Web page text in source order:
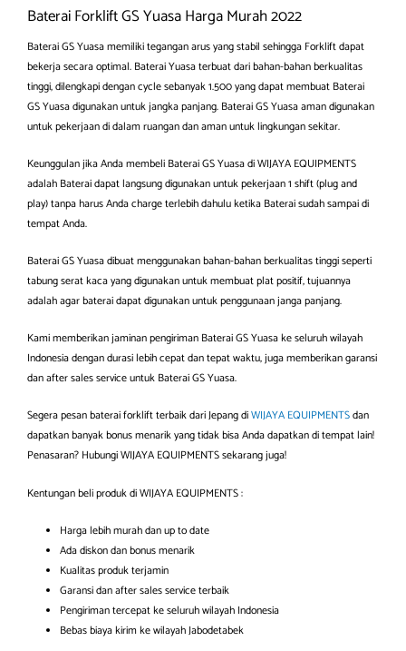
Baterai Forklift GS Yuasa Harga Murah 2022
Baterai GS Yuasa memiliki tegangan arus yang stabil sehingga Forklift dapat
bekerja secara optimal. Baterai Yuasa terbuat dari bahan-bahan berkualitas
tinggi, dilengkapi dengan cycle sebanyak 1.500 yang dapat membuat Baterai
GS Yuasa digunakan untuk jangka panjang. Baterai GS Yuasa aman digunakan
untuk pekerjaan di dalam ruangan dan aman untuk lingkungan sekitar.
Keunggulan jika Anda membeli Baterai GS Yuasa di WIJAYA EQUIPMENTS
adalah Baterai dapat langsung digunakan untuk pekerjaan 1 shift (plug and
play) tanpa harus Anda charge terlebih dahulu ketika Baterai sudah sampai di
tempat Anda.
Baterai GS Yuasa dibuat menggunakan bahan-bahan berkualitas tinggi seperti
tabung serat kaca yang digunakan untuk membuat plat positif, tujuannya
adalah agar baterai dapat digunakan untuk penggunaan janga panjang.
Kami memberikan jaminan pengiriman Baterai GS Yuasa ke seluruh wilayah
Indonesia dengan durasi lebih cepat dan tepat waktu, juga memberikan garansi
dan after sales service untuk Baterai GS Yuasa.
Segera pesan baterai forklift terbaik dari Jepang diWIJAYA EQUIPMENTSdan
dapatkan banyak bonus menarik yang tidak bisa Anda dapatkan di tempat lain!
Penasaran? Hubungi WIJAYA EQUIPMENTS sekarang juga!
Kentungan beli produk di WIJAYA EQUIPMENTS :
Harga lebih murah dan up to date
Ada diskon dan bonus menarik
Kualitas produk terjamin
Garansi dan after sales service terbaik
Pengiriman tercepat ke seluruh wilayah Indonesia
Bebas biaya kirim ke wilayah Jabodetabek